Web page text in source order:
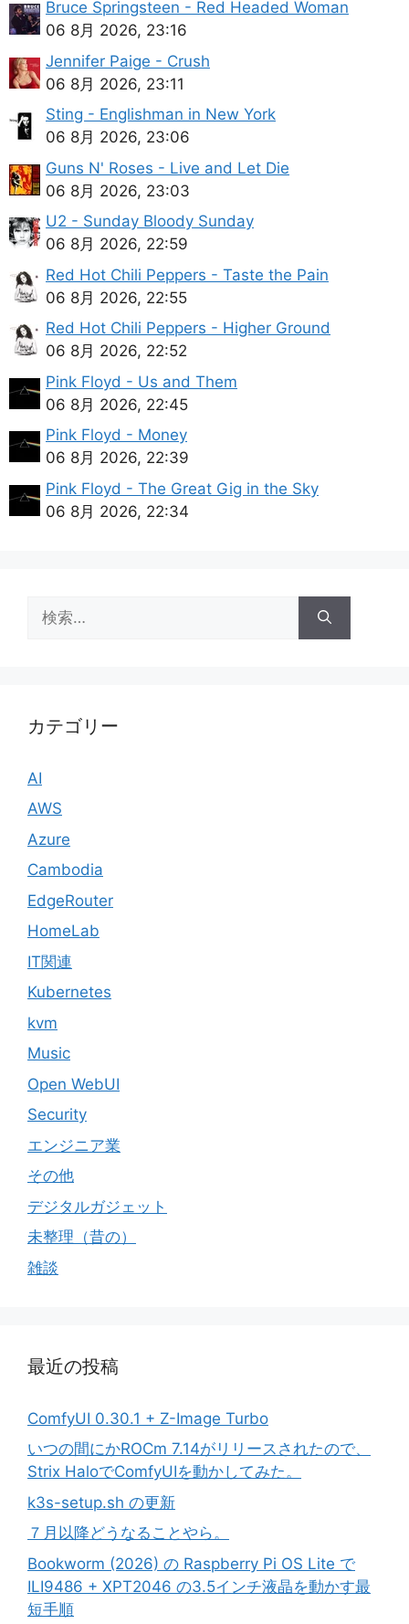
Bruce Springsteen - Red Headed Woman
06 8月 2026, 23:16
Jennifer Paige - Crush
06 8月 2026, 23:11
Sting - Englishman in New York
06 8月 2026, 23:06
Guns N' Roses - Live and Let Die
06 8月 2026, 23:03
U2 - Sunday Bloody Sunday
06 8月 2026, 22:59
Red Hot Chili Peppers - Taste the Pain
06 8月 2026, 22:55
Red Hot Chili Peppers - Higher Ground
06 8月 2026, 22:52
Pink Floyd - Us and Them
06 8月 2026, 22:45
Pink Floyd - Money
06 8月 2026, 22:39
Pink Floyd - The Great Gig in the Sky
06 8月 2026, 22:34
索:
カテゴリー
AI
AWS
Azure
Cambodia
EdgeRouter
HomeLab
IT関連
Kubernetes
kvm
Music
Open WebUI
Security
エンジニア業
その他
デジタルガジェット
未整理（昔の）
雑談
最近の投稿
ComfyUI 0.30.1 + Z-Image Turbo
いつの間にかROCm 7.14がリリースされたので、
Strix HaloでComfyUIを動かしてみた。
k3s-setup.sh の更新
７月以降どうなることやら。
Bookworm (2026) の Raspberry Pi OS Lite で
ILI9486 + XPT2046 の3.5インチ液晶を動かす最
短手順